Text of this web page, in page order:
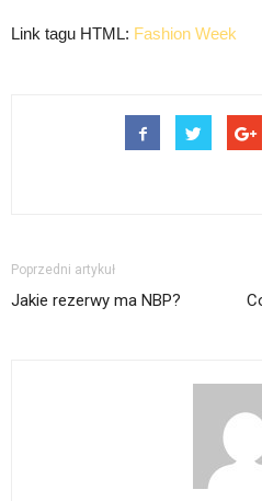
Link tagu HTML: Fashion Week
Poprzedni artykuł
Jakie rezerwy ma NBP?